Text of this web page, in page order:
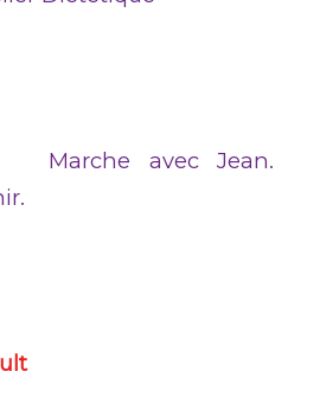
avec Jean.